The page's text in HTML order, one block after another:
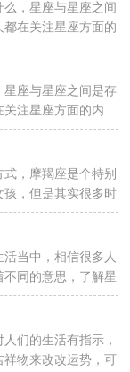
2026-07-07
，星座与星座之间
在关注星座方面的
指向...
2026-07-07
座与星座之间是存
注星座方面的内
向作用...
2026-07-07
，摩羯座是个特别
孩，但是其实很多时
享摩羯...
2026-07-07
当中，相信很多人
同的意思，了解星
吻巨蟹女...
2026-07-07
们的生活有指示，
物来改改运势，可